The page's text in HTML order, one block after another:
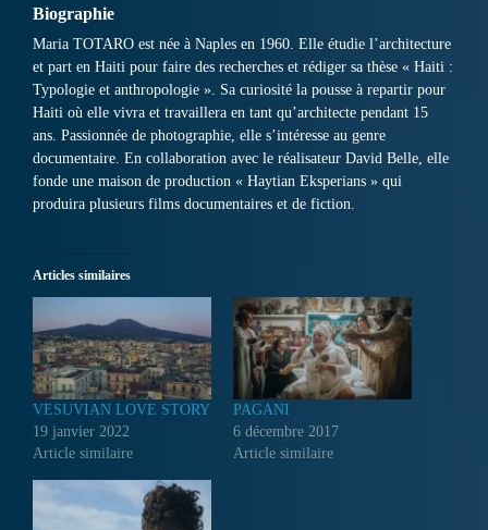
Biographie
Maria TOTARO est née à Naples en 1960. Elle étudie l’architecture
et part en Haiti pour faire des recherches et rédiger sa thèse « Haiti :
Typologie et anthropologie ». Sa curiosité la pousse à repartir pour
Haiti où elle vivra et travaillera en tant qu’architecte pendant 15
ans. Passionnée de photographie, elle s’intéresse au genre
documentaire. En collaboration avec le réalisateur David Belle, elle
fonde une maison de production « Haytian Eksperians » qui
produira plusieurs films documentaires et de fiction.
Articles similaires
VESUVIAN LOVE STORY
19 janvier 2022
Article similaire
PAGANI
6 décembre 2017
Article similaire